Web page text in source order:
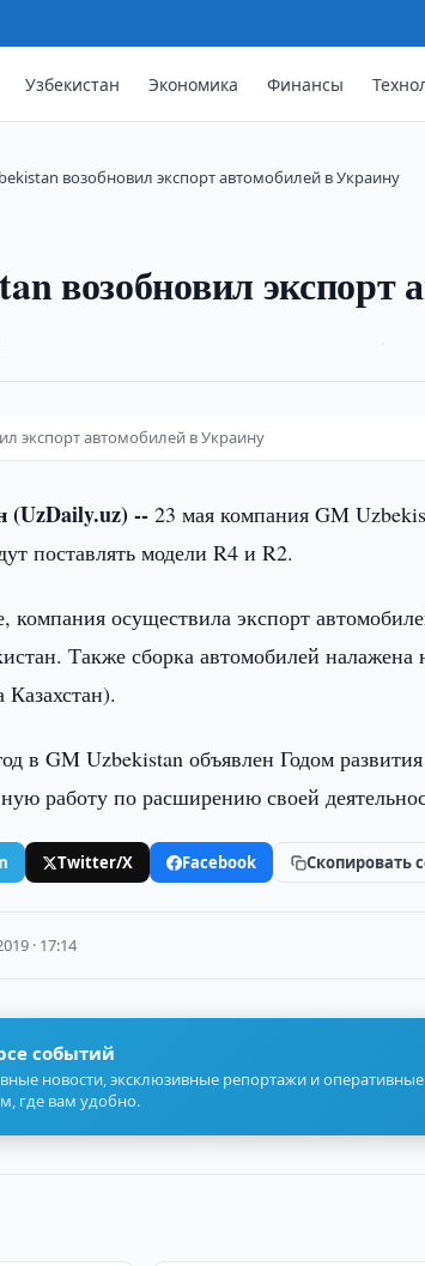
Узбекистан Экономика Финансы
возобновил экспорт автомобилей в Украину
возобновил экспорт
экспорт автомобилей в Украину
(UzDaily.uz) --23 мая компания GM
поставлять модели R4 и R2.
компания осуществила экспорт
Также сборка автомобилей налажена
в GM Uzbekistan объявлен Годом
работу по расширению своей
Twitter/X Facebook Скопировать
· 17:14
событий
новости, эксклюзивные репортажи и оперативные
где вам удобно.